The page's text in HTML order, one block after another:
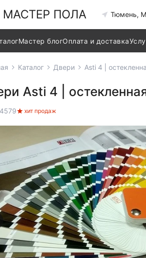
МАСТЕР ПОЛА Тюмень,
Мастер блогОплата и доставка
Каталог Двери Asti 4 |
Asti 4 |
хит продаж